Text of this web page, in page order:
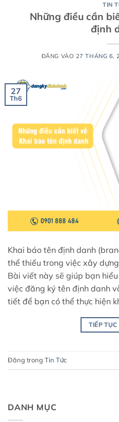
TIN
Những điều cần
định
ĐĂNG VÀO 27 THÁNG 6,
27
Th6
Khai báo tên định danh
thể thiếu trong việc xây
Bài viết này sẽ giúp bạn
việc đăng ký tên định danh
tiết để bạn có thể thực hiện
TIẾP
Đăng trong Tin Tức
DANH MỤC